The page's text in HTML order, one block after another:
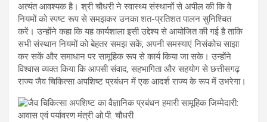
अत्यंत आवश्यक है। श्री चौधरी ने स्वास्थ्य संस्थानों से अपील की कि वे
नियमों को स्पष्ट रूप से समझकर उनका शत-प्रतिशत पालन सुनिश्चित
करें। उन्होंने कहा कि यह कार्यशाला इसी उद्देश्य से आयोजित की गई है ताकि
सभी संस्थान नियमों को बेहतर समझ सकें, अपनी समस्याएं निसंकोच साझा
कर सकें और समाधान पर सामूहिक रूप से कार्य किया जा सके। उन्होंने
विश्वास व्यक्त किया कि आपसी संवाद, सहभागिता और सहयोग से छत्तीसगढ़
राज्य जैव चिकित्सा अपशिष्ट प्रबंधन में एक आदर्श राज्य के रूप में उभरेगा।